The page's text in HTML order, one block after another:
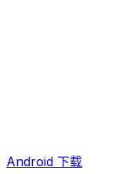
Android 下载